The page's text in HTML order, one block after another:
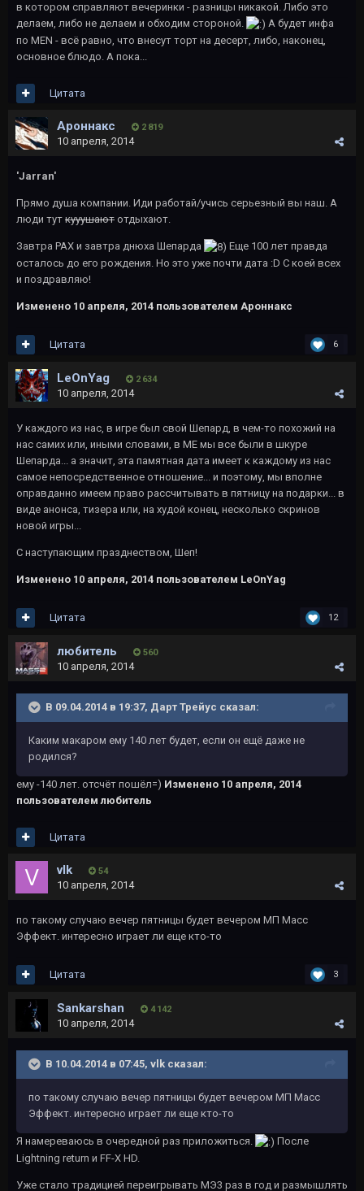
в котором справляют вечеринки - разницы никакой. Либо это
делаем, либо не делаем и обходим стороной.
А будет инфа
по MEN - всё равно, что внесут торт на десерт, либо, наконец,
основное блюдо. А пока...
Цитата
Ароннакс 2 819
10 апреля, 2014
'Jarran'
Прямо душа компании. Иди работай/учись серьезный вы наш. А
люди тут кууушают отдыхают.
Завтра PAX и завтра днюха Шепарда
Еще 100 лет правда
осталось до его рождения. Но это уже почти дата :D С коей всех
и поздравляю!
Изменено 10 апреля, 2014 пользователем Ароннакс
6
Цитата
LeOnYag 2 634
10 апреля, 2014
У каждого из нас, в игре был свой Шепард, в чем-то похожий на
нас самих или, иными словами, в МЕ мы все были в шкуре
Шепарда... а значит, эта памятная дата имеет к каждому из нас
самое непосредственное отношение... и поэтому, мы вполне
оправданно имеем право рассчитывать в пятницу на подарки... в
виде анонса, тизера или, на худой конец, несколько скринов
новой игры...
С наступающим празднеством, Шеп!
Изменено 10 апреля, 2014 пользователем LeOnYag
12
Цитата
любитель 560
10 апреля, 2014
В 09.04.2014 в 19:37, Дарт Трейус сказал:
Каким макаром ему 140 лет будет, если он ещё даже не
родился?
ему -140 лет. отсчёт пошёл=) Изменено 10 апреля, 2014
пользователем любитель
Цитата
vlk 54
10 апреля, 2014
по такому случаю вечер пятницы будет вечером МП Масс
Эффект. интересно играет ли еще кто-то
3
Цитата
Sankarshan 4 142
10 апреля, 2014
В 10.04.2014 в 07:45, vlk сказал:
по такому случаю вечер пятницы будет вечером МП Масс
Эффект. интересно играет ли еще кто-то
Я намереваюсь в очередной раз приложиться.
После
Lightning return и FF-X HD.
Уже стало традицией переигрывать МЭ3 раз в год и размышлять